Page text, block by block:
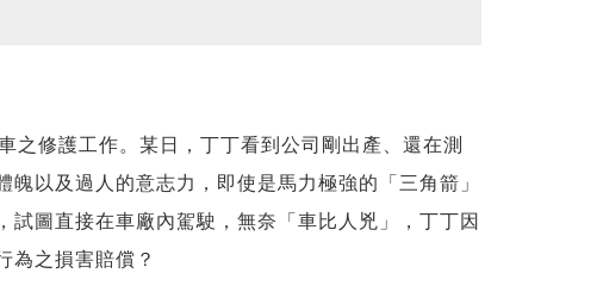
修護工作。某日，丁丁看到公司剛出產、還在測
以及過人的意志力，即使是馬力極強的「三角箭」
圖直接在車廠內駕駛，無奈「車比人兇」，丁丁因
為之損害賠償？